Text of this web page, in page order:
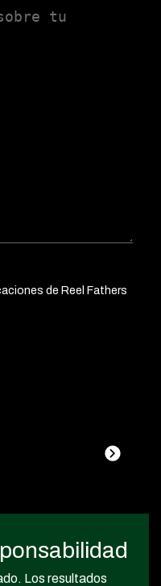
de Reel Fathers
Los resultados